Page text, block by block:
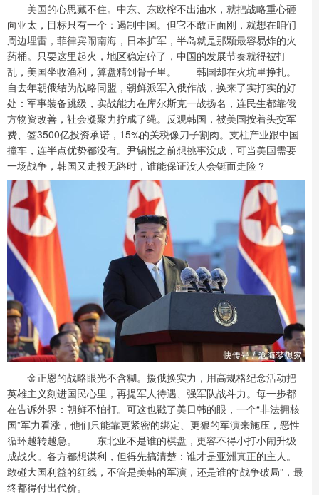
美国的心思藏不住。中东、东欧榨不出油水，就把战略重心砸
向亚太，目标只有一个：遏制中国。但它不敢正面刚，就想在咱们
周边埋雷，菲律宾闹南海，日本扩军，半岛就是那颗最容易炸的火
药桶。只要这里起火，地区稳定碎了，中国的发展节奏就得被打
乱，美国坐收渔利，算盘精到骨子里。 韩国却在火坑里挣扎。
自去年朝俄结为战略同盟，朝鲜派军入俄作战，换来了实打实的好
处：军事装备跳级，实战能力在库尔斯克一战扬名，连民生都靠俄
方物资改善，社会凝聚力拧成了绳。反观韩国，被美国按着头交军
费、签3500亿投资承诺，15%的关税像刀子割肉。支柱产业跟中国
撞车，连半点优势都没有。尹锡悦之前想挑事没成，可当美国需要
一场战争，韩国又走投无路时，谁能保证没人会铤而走险？
金正恩的战略眼光不含糊。援俄换实力，用高规格纪念活动把
英雄主义刻进国民心里，再提军人待遇、强军队战斗力。每一步都
在告诉外界：朝鲜不怕打。可这也戳了美日韩的眼，一个“非法拥核
国”军力看涨，他们只能靠更紧密的绑定、更狠的军演来施压，恶性
循环越转越急。 东北亚不是谁的棋盘，更容不得小打小闹升级
成战火。各方都想谋利，但得先搞清楚：谁才是亚洲真正的主人。
敢碰大国利益的红线，不管是美韩的军演，还是谁的“战争破局”，最
终都得付出代价。